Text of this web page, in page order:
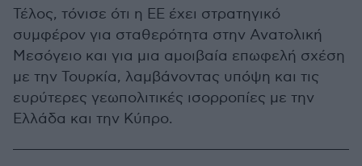
Τέλος, τόνισε ότι η ΕΕ έχει στρατηγικό
συμφέρον για σταθερότητα στην Ανατολική
Μεσόγειο και για μια αμοιβαία επωφελή σχέση
με την Τουρκία, λαμβάνοντας υπόψη και τις
ευρύτερες γεωπολιτικές ισορροπίες με την
Ελλάδα και την Κύπρο.